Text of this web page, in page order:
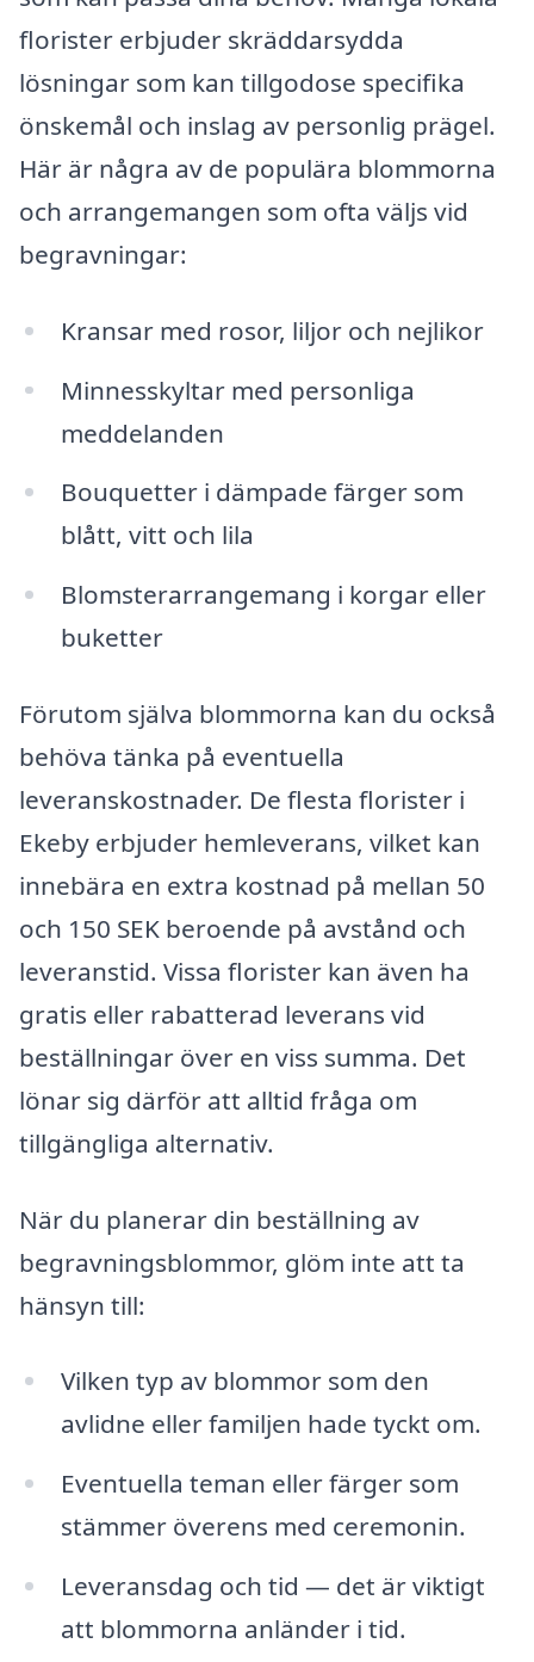
florister erbjuder skräddarsydda
lösningar som kan tillgodose specifika
önskemål och inslag av personlig prägel.
Här är några av de populära blommorna
och arrangemangen som ofta väljs vid
begravningar:
Kransar med rosor, liljor och nejlikor
Minnesskyltar med personliga
meddelanden
Bouquetter i dämpade färger som
blått, vitt och lila
Blomsterarrangemang i korgar eller
buketter
Förutom själva blommorna kan du också
behöva tänka på eventuella
leveranskostnader. De flesta florister i
Ekeby erbjuder hemleverans, vilket kan
innebära en extra kostnad på mellan 50
och 150 SEK beroende på avstånd och
leveranstid. Vissa florister kan även ha
gratis eller rabatterad leverans vid
beställningar över en viss summa. Det
lönar sig därför att alltid fråga om
tillgängliga alternativ.
När du planerar din beställning av
begravningsblommor, glöm inte att ta
hänsyn till:
Vilken typ av blommor som den
avlidne eller familjen hade tyckt om.
Eventuella teman eller färger som
stämmer överens med ceremonin.
Leveransdag och tid — det är viktigt
att blommorna anländer i tid.